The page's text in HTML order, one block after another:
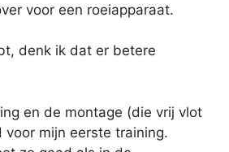
voor een roeiapparaat.
denk ik dat er betere
en de montage (die vrij vlot
voor mijn eerste training.